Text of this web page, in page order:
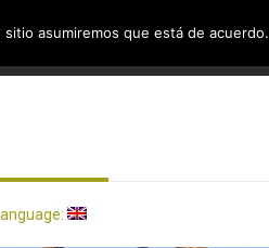
asumiremos que está de acuerdo.